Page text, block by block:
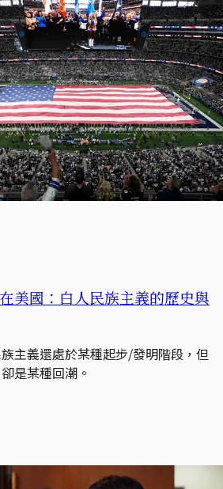
美國：白人民族主義的歷史與
主義還處於某種起步/發明階段，但
是某種回潮。